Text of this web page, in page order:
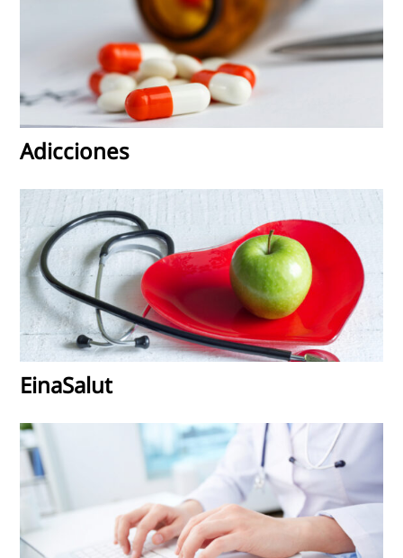
Adicciones
EinaSalut